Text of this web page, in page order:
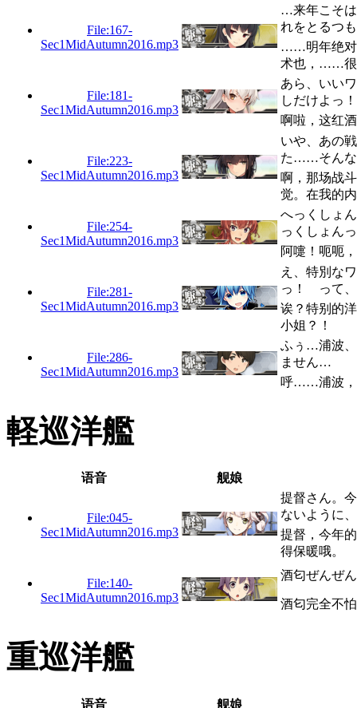
File:167-
Sec1MidAutumn2016.mp3
…来年こそ
れをとるつ
……明年绝对
术也，……很
File:181-
Sec1MidAutumn2016.mp3
あら、いい
しだけよっ！
啊啦，这红
File:223-
Sec1MidAutumn2016.mp3
いや、あの
た……そんな
啊，那场战
觉。在我的
File:254-
Sec1MidAutumn2016.mp3
へっくしょ
っくしょん
阿嚏！呃呃
File:281-
Sec1MidAutumn2016.mp3
え、特別な
っ！ って、
诶？特别的
小姐？！
File:286-
Sec1MidAutumn2016.mp3
ふぅ…浦波、
ません…
呼……浦波，
軽巡洋艦
语音 舰娘
File:045-
Sec1MidAutumn2016.mp3
提督さん。
ないように
提督，今年
得保暖哦。
File:140-
Sec1MidAutumn2016.mp3
酒匂ぜんぜ
酒匂完全不
重巡洋艦
语音 舰娘